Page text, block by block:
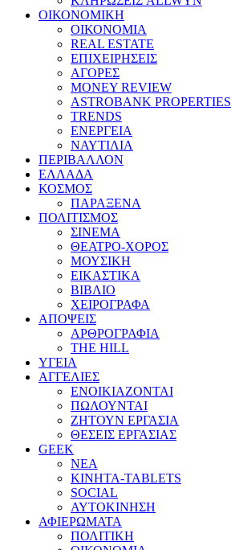
ΟΙΚΟΝΟΜΙΚΗ
ΟΙΚΟΝΟΜΙΑ
REAL ESTATE
ΕΠΙΧΕΙΡΗΣΕΙΣ
ΑΓΟΡΕΣ
MONEY REVIEW
ASTROBANK PROPERTIES
TRENDS
ΕΝΕΡΓΕΙΑ
ΝΑΥΤΙΛΙΑ
ΠΕΡΙΒΑΛΛΟΝ
ΕΛΛΑΔΑ
ΚΟΣΜΟΣ
ΠΑΡΑΞΕΝΑ
ΠΟΛΙΤΙΣΜΟΣ
ΣΙΝΕΜΑ
ΘΕΑΤΡΟ-ΧΟΡΟΣ
ΜΟΥΣΙΚΗ
ΕΙΚΑΣΤΙΚΑ
ΒΙΒΛΙΟ
ΧΕΙΡΟΓΡΑΦΑ
ΑΠΟΨΕΙΣ
ΑΡΘΡΟΓΡΑΦΙΑ
THE HILL
ΥΓΕΙΑ
ΑΓΓΕΛΙΕΣ
ΕΝΟΙΚΙΑΖΟΝΤΑΙ
ΠΩΛΟΥΝΤΑΙ
ΖΗΤΟΥΝ ΕΡΓΑΣΙΑ
ΘΕΣΕΙΣ ΕΡΓΑΣΙΑΣ
GEEK
ΝΕΑ
ΚΙΝΗΤΑ-TABLETS
SOCIAL
ΑΥΤΟΚΙΝΗΣΗ
ΑΦΙΕΡΩΜΑΤΑ
ΠΟΛΙΤΙΚΗ